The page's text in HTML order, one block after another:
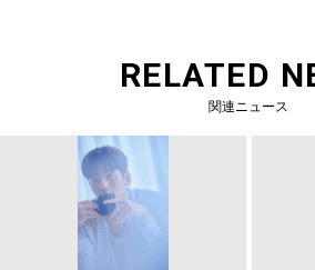
RELATED
関連ニュース